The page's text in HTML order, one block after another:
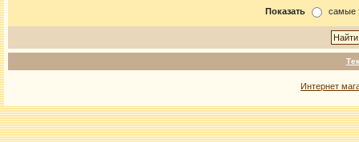
Показать самые
Интернет